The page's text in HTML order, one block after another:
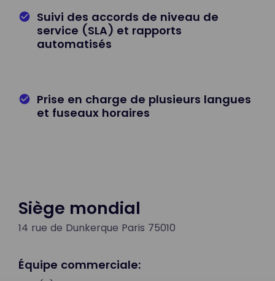
Suivi des accords de niveau de
service (SLA) et rapports
automatisés
Prise en charge de plusieurs langues
et fuseaux horaires
Siège mondial
14 rue de Dunkerque Paris 75010
Équipe commerciale: